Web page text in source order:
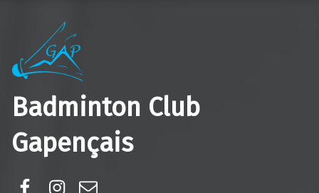
Badminton Club
Gapençais